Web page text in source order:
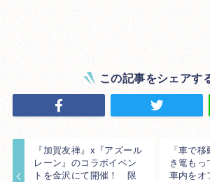
この記事をシェアす
『加賀友禅』x『アズール
レーン』のコラボイベン
トを金沢にて開催！ 限
「車で
き篭も
車内をオ